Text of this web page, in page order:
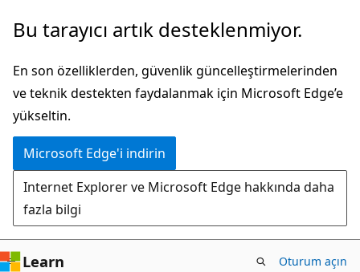
Ana
atla
Bu tarayıcı artık desteklenmiyor.
En son özelliklerden, güvenlik güncelleştirmelerinden
ve teknik destekten faydalanmak için Microsoft Edge’e
yükseltin.
Microsoft Edge'i indirin
Internet Explorer ve Microsoft Edge hakkında daha
fazla bilgi
Learn Oturum açın